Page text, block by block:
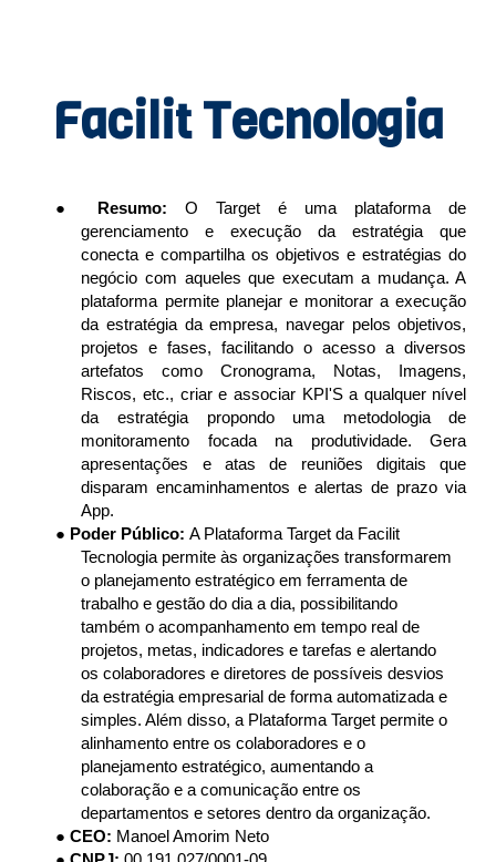
Facilit Tecnologia
● Resumo: O Target é uma plataforma de
gerenciamento e execução da estratégia que
conecta e compartilha os objetivos e estratégias do
negócio com aqueles que executam a mudança. A
plataforma permite planejar e monitorar a execução
da estratégia da empresa, navegar pelos objetivos,
projetos e fases, facilitando o acesso a diversos
artefatos como Cronograma, Notas, Imagens,
Riscos, etc., criar e associar KPI'S a qualquer nível
da estratégia propondo uma metodologia de
monitoramento focada na produtividade. Gera
apresentações e atas de reuniões digitais que
disparam encaminhamentos e alertas de prazo via
App.
● Poder Público: A Plataforma Target da Facilit
Tecnologia permite às organizações transformarem
o planejamento estratégico em ferramenta de
trabalho e gestão do dia a dia, possibilitando
também o acompanhamento em tempo real de
projetos, metas, indicadores e tarefas e alertando
os colaboradores e diretores de possíveis desvios
da estratégia empresarial de forma automatizada e
simples. Além disso, a Plataforma Target permite o
alinhamento entre os colaboradores e o
planejamento estratégico, aumentando a
colaboração e a comunicação entre os
departamentos e setores dentro da organização.
● CEO: Manoel Amorim Neto